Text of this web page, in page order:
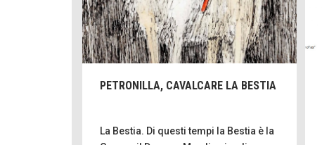
PETRONILLA, CAVALCARE LA BESTIA
La Bestia. Di questi tempi la Bestia è la